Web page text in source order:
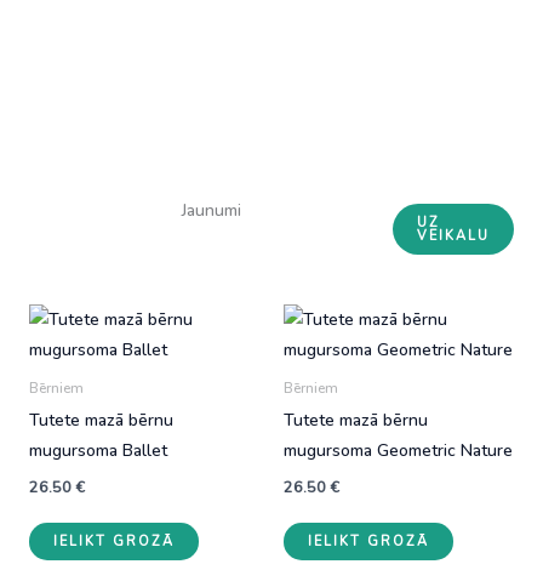
Jaunumi UZ
VEIKALU
Bērniem
Tutete mazā bērnu
mugursoma Ballet
26.50€
IELIKT GROZĀ
Bērniem
Tutete mazā bērnu
mugursoma Geometric Nature
26.50€
IELIKT GROZĀ